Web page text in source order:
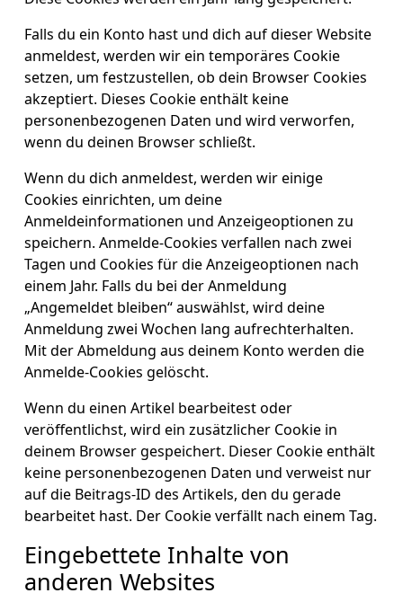
Falls du ein Konto hast und dich auf dieser Website
anmeldest, werden wir ein temporäres Cookie
setzen, um festzustellen, ob dein Browser Cookies
akzeptiert. Dieses Cookie enthält keine
personenbezogenen Daten und wird verworfen,
wenn du deinen Browser schließt.
Wenn du dich anmeldest, werden wir einige
Cookies einrichten, um deine
Anmeldeinformationen und Anzeigeoptionen zu
speichern. Anmelde-Cookies verfallen nach zwei
Tagen und Cookies für die Anzeigeoptionen nach
einem Jahr. Falls du bei der Anmeldung
„Angemeldet bleiben“ auswählst, wird deine
Anmeldung zwei Wochen lang aufrechterhalten.
Mit der Abmeldung aus deinem Konto werden die
Anmelde-Cookies gelöscht.
Wenn du einen Artikel bearbeitest oder
veröffentlichst, wird ein zusätzlicher Cookie in
deinem Browser gespeichert. Dieser Cookie enthält
keine personenbezogenen Daten und verweist nur
auf die Beitrags-ID des Artikels, den du gerade
bearbeitet hast. Der Cookie verfällt nach einem Tag.
Eingebettete Inhalte von
anderen Websites